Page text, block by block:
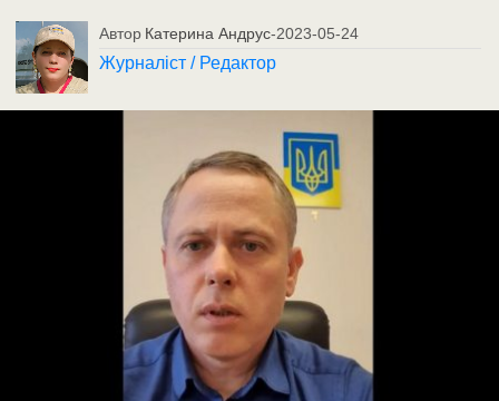
Автор Катерина Андрус-2023-05-24
Журналіст / Редактор